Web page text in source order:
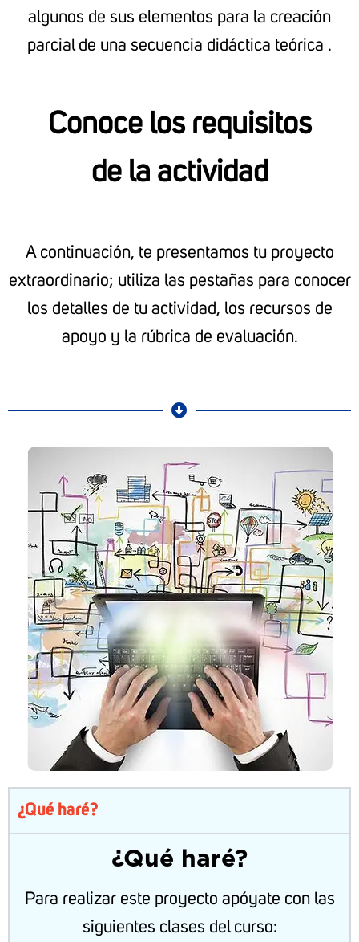
algunos de sus elementos para la creación
parcial de una secuencia didáctica teórica .
Conoce los requisitos
de la actividad
A continuación, te presentamos tu proyecto
extraordinario; utiliza las pestañas para conocer
los detalles de tu actividad, los recursos de
apoyo y la rúbrica de evaluación.
¿Qué haré?
¿Qué haré?
Para realizar este proyecto apóyate con las
siguientes clases del curso: